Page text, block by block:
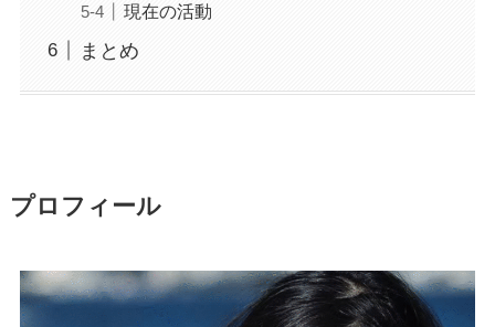
現在の活動
まとめ
プロフィール